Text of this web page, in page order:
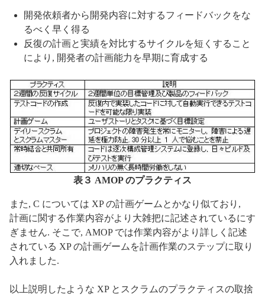
開発依頼者から開発内容に対するフィードバックをな
るべく早く得る
反復の計画と実績を対比するサイクルを短くすること
により, 開発者の計画能力を早期に育成する
表３ AMOP のプラクティス
また, C については XP の計画ゲームとかなり似ており,
計画に関する作業内容がより大雑把に記述されているにす
ぎません. そこで, AMOP では作業内容がより詳しく記述
されている XP の計画ゲームを計画作業のステップに取り
入れました.
以上説明したような XP とスクラムのプラクティスの取捨